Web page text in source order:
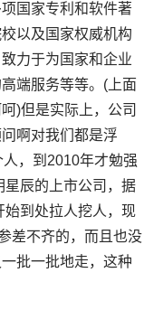
国家专利和软件著
以及国家权威机构
力于为国家和企业
端服务等等。(上面
)但是实际上，公司
啊对我们都是浮
，到2010年才勉强
星辰的上市公司，据
始到处拉人挖人，现
差不齐的，而且也没
批一批地走，这种